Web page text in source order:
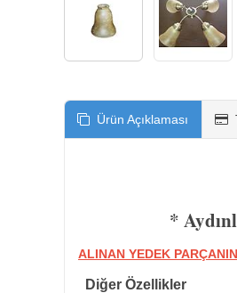
Ürün Açıklaması
*
ALINAN YEDEK
Diğer Özellikler